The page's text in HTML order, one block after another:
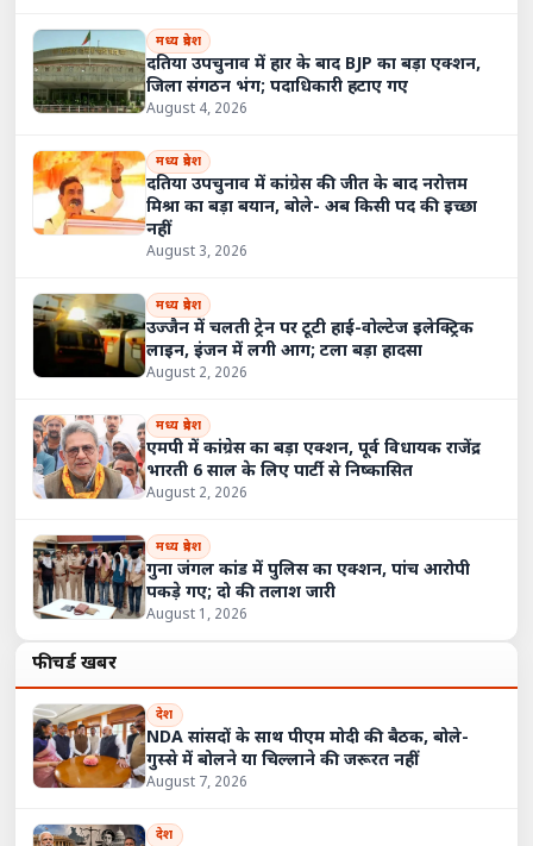
मध्य प्रदेश
दतिया उपचुनाव में हार के बाद BJP का बड़ा एक्शन,
जिला संगठन भंग; पदाधिकारी हटाए गए
August 4, 2026
मध्य प्रदेश
दतिया उपचुनाव में कांग्रेस की जीत के बाद नरोत्तम
मिश्रा का बड़ा बयान, बोले- अब किसी पद की इच्छा
नहीं
August 3, 2026
मध्य प्रदेश
उज्जैन में चलती ट्रेन पर टूटी हाई-वोल्टेज इलेक्ट्रिक
लाइन, इंजन में लगी आग; टला बड़ा हादसा
August 2, 2026
मध्य प्रदेश
एमपी में कांग्रेस का बड़ा एक्शन, पूर्व विधायक राजेंद्र
भारती 6 साल के लिए पार्टी से निष्कासित
August 2, 2026
मध्य प्रदेश
गुना जंगल कांड में पुलिस का एक्शन, पांच आरोपी
पकड़े गए; दो की तलाश जारी
August 1, 2026
फीचर्ड खबरें
देश
NDA सांसदों के साथ पीएम मोदी की बैठक, बोले-
गुस्से में बोलने या चिल्लाने की जरूरत नहीं
August 7, 2026
देश